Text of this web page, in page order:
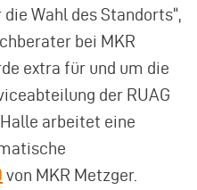
Wahl des Standorts“,
bei MKR
extra für und um die
der RUAG
arbeitet eine
von MKR Metzger.